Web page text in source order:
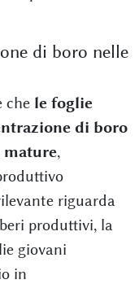
di boro nelle
che le foglie
di boro
mature,
riguarda
produttivi, la
giovani
in